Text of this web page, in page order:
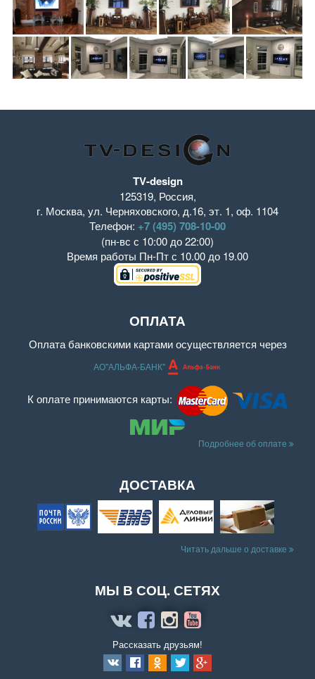
TV-design
125319, Россия,
г. Москва, ул. Черняховского, д.16, эт. 1, оф. 1104
Телефон: +7 (495) 708-10-00
(пн-вс с 10:00 до 22:00)
Время работы Пн-Пт с 10.00 до 19.00
ОПЛАТА
Оплата банковскими картами осуществляется через
АО"АЛЬФА-БАНК"
К оплате принимаются карты:
Подробнее об оплате
ДОСТАВКА
Читать дальше о доставке
МЫ В СОЦ. СЕТЯХ
Рассказать друзьям!